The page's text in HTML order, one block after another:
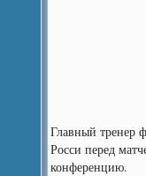
Главный тренер
Росси перед
конференцию.